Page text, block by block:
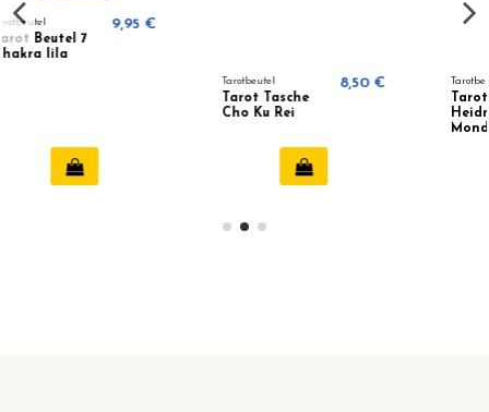
€
8,50 € Tarotbeutel
Tarotbeutel
9,95 €